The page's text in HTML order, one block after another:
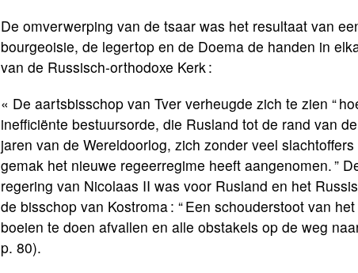
De omverwerping van de tsaar was het resultaat van
bourgeoisie, de legertop en de Doema de handen in
van de Russisch-orthodoxe Kerk :
« De aartsbisschop van Tver verheugde zich te zien “
inefficiënte bestuursorde, die Rusland tot de rand van
jaren van de Wereldoorlog, zich zonder veel
gemak het nieuwe regeerregime heeft aangenomen. ”
regering van Nicolaas II was voor Rusland en het
de bisschop van Kostroma : “ Een schouderstoot van
boeien te doen afvallen en alle obstakels op de weg
p. 80).